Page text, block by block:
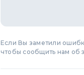
Если Вы заметили
чтобы сообщить нам об